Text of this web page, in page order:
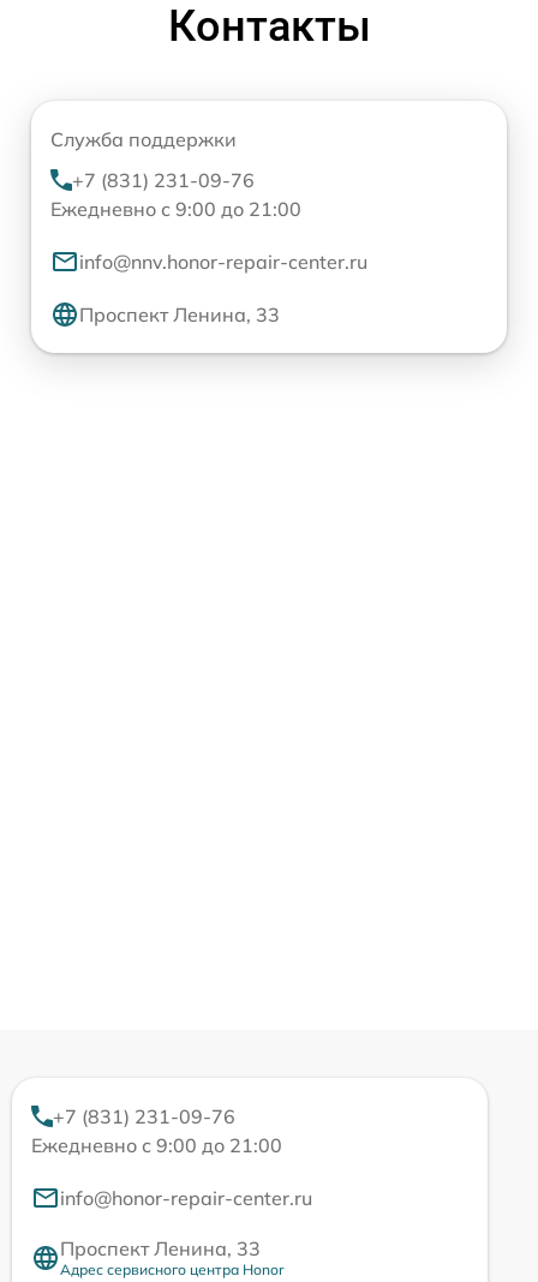
Контакты
Служба поддержки
+7 (831) 231-09-76
Ежедневно с 9:00 до 21:00
info@nnv.honor-repair-center.ru
Проспект Ленина, 33
+7 (831) 231-09-76
Ежедневно с 9:00 до 21:00
info@honor-repair-center.ru
Проспект Ленина, 33
Адрес сервисного центра Honor